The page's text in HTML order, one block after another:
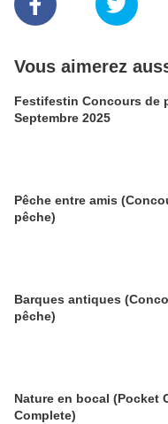
Vous aimerez
Festifestin Concours de
Septembre 2025
Pêche entre amis
pêche)
Barques antiques
pêche)
Nature en bocal (Pocket
Complete)